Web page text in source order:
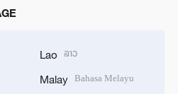
Lao ລາວ
Malay Bahasa Melayu